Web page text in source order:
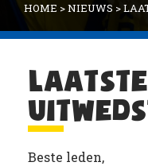
HOME >NIEUWS >
Beste leden,